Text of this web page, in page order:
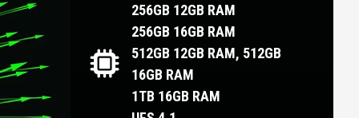
256GB 12GB RAM
256GB 16GB RAM
512GB 12GB RAM, 512GB
16GB RAM
1TB 16GB RAM